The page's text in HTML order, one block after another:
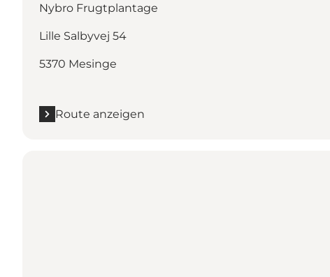
Nybro Frugtplantage
Lille Salbyvej 54
5370 Mesinge
Route anzeigen